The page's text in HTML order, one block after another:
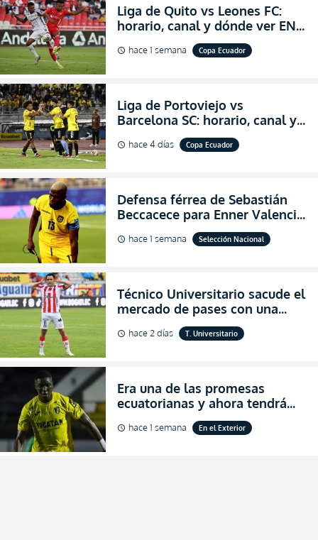
Liga de Quito vs Leones FC:
horario, canal y dónde ver EN
VIVO los octavos de final de la
Copa Ecuador 2026
schedule hace 1 semana Copa Ecuador
Liga de Portoviejo vs
Barcelona SC: horario, canal y
dónde ver EN VIVO los octavos
de final de la Copa Ecuador
schedule hace 4 días Copa Ecuador
Defensa férrea de Sebastián
Beccacece para Enner Valencia
al indicar que era el hombre
indicado para Ecuador
schedule hace 1 semana Selección Nacional
Técnico Universitario sacude el
mercado de pases con una
verdadera revolución para
asegurar la permanencia
schedule hace 2 días T. Universitario
Era una de las promesas
ecuatorianas y ahora tendrá
una nueva oportunidad en
Bolivia
schedule hace 1 semana En el Exterior